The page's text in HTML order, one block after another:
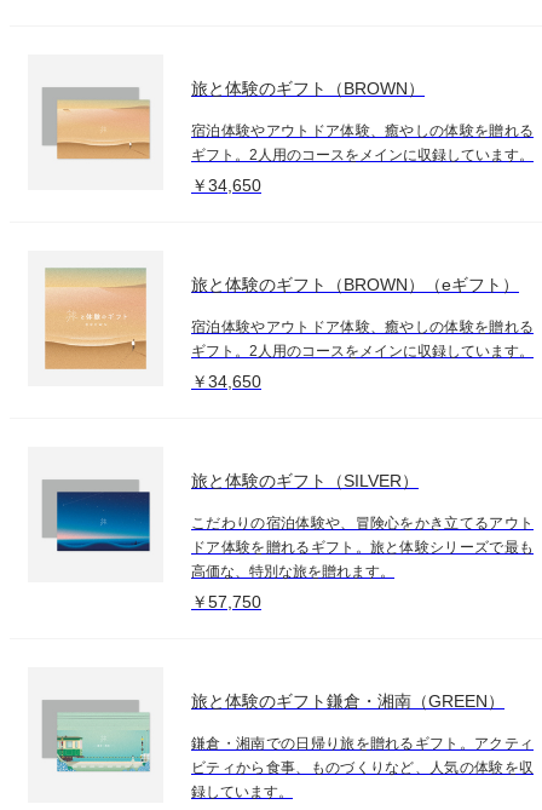
旅と体験のギフト（BROWN）
宿泊体験やアウトドア体験、癒やしの体験を贈れる
ギフト。2人用のコースをメインに収録しています。
￥34,650
旅と体験のギフト（BROWN）（eギフト）
宿泊体験やアウトドア体験、癒やしの体験を贈れる
ギフト。2人用のコースをメインに収録しています。
￥34,650
旅と体験のギフト（SILVER）
こだわりの宿泊体験や、冒険心をかき立てるアウト
ドア体験を贈れるギフト。旅と体験シリーズで最も
高価な、特別な旅を贈れます。
￥57,750
旅と体験のギフト鎌倉・湘南（GREEN）
鎌倉・湘南での日帰り旅を贈れるギフト。アクティ
ビティから食事、ものづくりなど、人気の体験を収
録しています。